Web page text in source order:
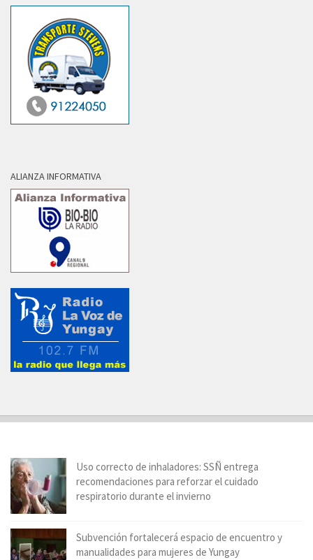
ALIANZA INFORMATIVA
Uso correcto de inhaladores: SSÑ entrega
recomendaciones para reforzar el cuidado
respiratorio durante el invierno
Subvención fortalecerá espacio de encuentro y
manualidades para mujeres de Yungay